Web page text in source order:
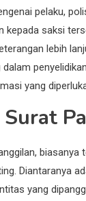
pelaku,
kepada saksi
lebih
yang
biasanya
Diantaranya
yang